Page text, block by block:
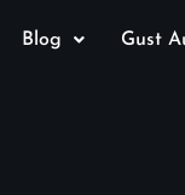
Blog Gust